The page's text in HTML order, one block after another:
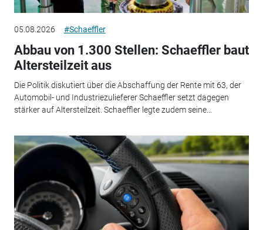
05.08.2026 #Schaeffler
Abbau von 1.300 Stellen: Schaeffler baut
Altersteilzeit aus
Die Politik diskutiert über die Abschaffung der Rente mit 63, der
Automobil- und Industriezulieferer Schaeffler setzt dagegen
stärker auf Altersteilzeit. Schaeffler legte zudem seine...